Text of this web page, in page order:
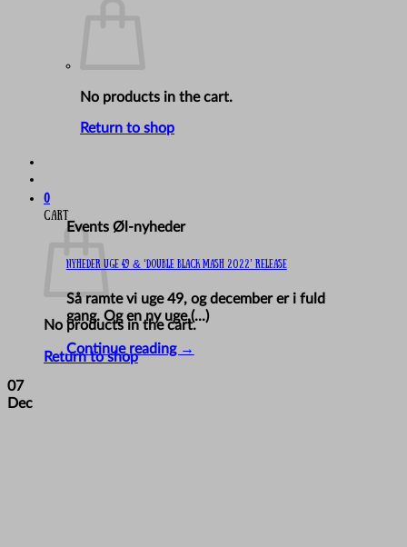
No products in the cart.
Return to shop
0
Cart
No products in the cart.
Return to shop
Events Øl-nyheder
Nyheder uge 49 & ‘Double Black Mash 2022’ release
Så ramte vi uge 49, og december er i fuld
gang. Og en ny uge,(...)
Continue reading →
07
Dec